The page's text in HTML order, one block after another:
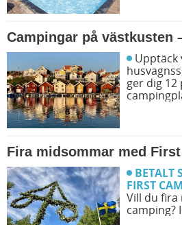
favorit
Campingar på västkusten
ger dig 12
en karta.
Fira midsommar med
BETALT
FIRST
Vill du fira
camping?